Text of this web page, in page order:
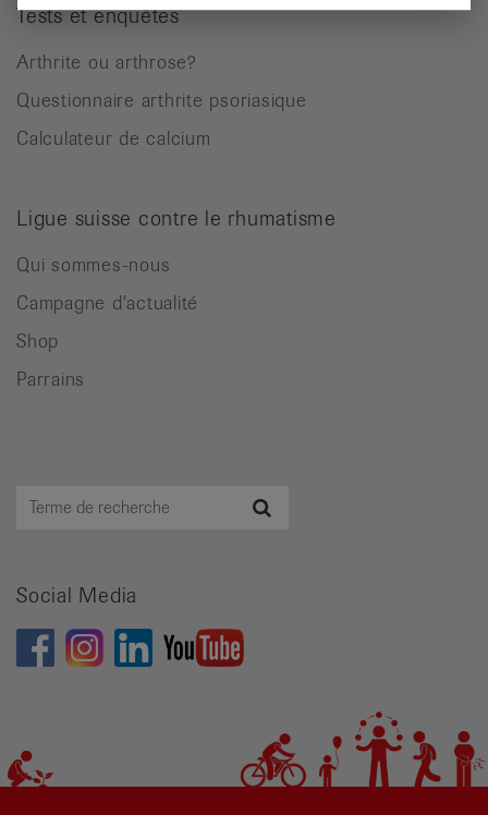
Tests et enquêtes
Arthrite ou arthrose?
Questionnaire arthrite psoriasique
Calculateur de calcium
Ligue suisse contre le rhumatisme
Qui sommes-nous
Campagne d'actualité
Shop
Parrains
Terme
Social Media